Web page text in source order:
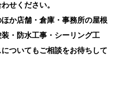
せください。
か店舗・倉庫・事務所の屋根
・防水工事・シーリング工
ついてもご相談をお待ちして